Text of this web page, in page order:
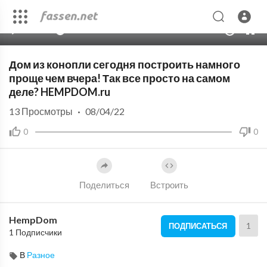
Дом из конопли сегодня построить намного
проще чем вчера! Так все просто на самом
деле? HEMPDOM.ru
0 0
13 Просмотры · 08/04/22
Поделиться Встроить
HempDom
1 Подписчики
ПОДПИСАТЬСЯ 1
В Разное